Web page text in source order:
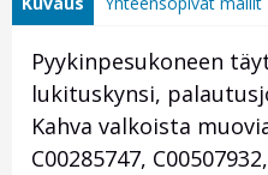
Pyykinpesukoneen
lukituskynsi,
Kahva valkoista
C00285747,